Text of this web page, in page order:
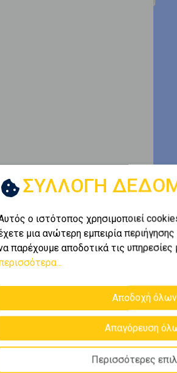
ΣΥΛΛΟΓΗ
ο ιστότοπος χρησιμοποιεί
μια ανώτερη εμπειρία
παρέχουμε αποδοτικά τις υπηρεσίες
Αποδοχή όλων
Απαγόρευση
Περισσότερες